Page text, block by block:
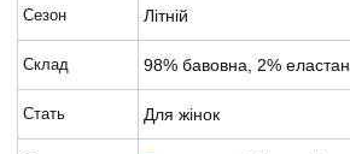
Сезон Літній
Склад 98% бавовна, 2% еластан
Стать Для жінок